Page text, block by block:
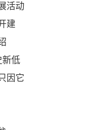
活动
建
新低
因它